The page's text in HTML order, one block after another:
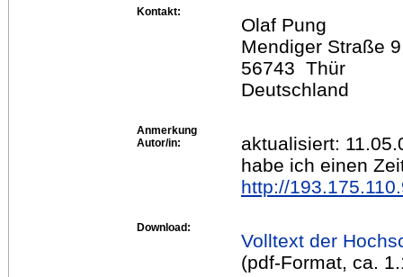
Kontakt:
Olaf Pung
Mendiger Straße 9
56743 Thür
Deutschland
Anmerkung
Autor/in:
aktualisiert:
habe ich einen
http://
Download:
Volltext der
(pdf-Format, ca.